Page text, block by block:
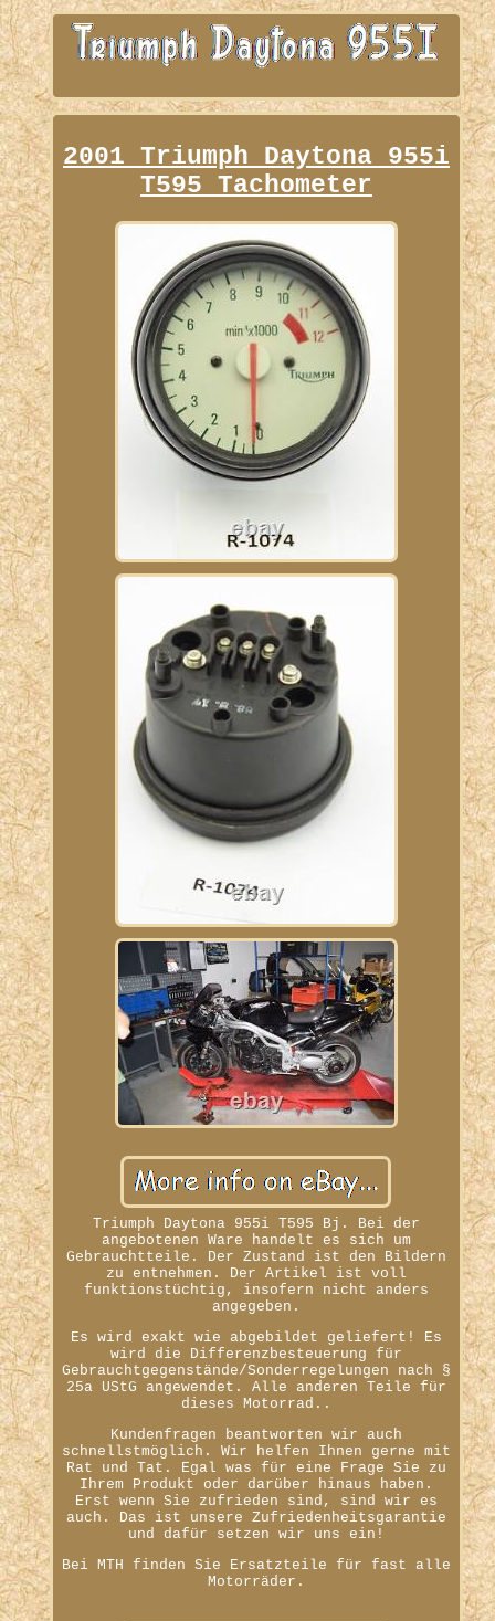
2001 Triumph Daytona 955i
T595 Tachometer
Triumph Daytona 955i T595 Bj. Bei der
angebotenen Ware handelt es sich um
Gebrauchtteile. Der Zustand ist den Bildern
zu entnehmen. Der Artikel ist voll
funktionstüchtig, insofern nicht anders
angegeben.
Es wird exakt wie abgebildet geliefert! Es
wird die Differenzbesteuerung für
Gebrauchtgegenstände/Sonderregelungen nach §
25a UStG angewendet. Alle anderen Teile für
dieses Motorrad..
Kundenfragen beantworten wir auch
schnellstmöglich. Wir helfen Ihnen gerne mit
Rat und Tat. Egal was für eine Frage Sie zu
Ihrem Produkt oder darüber hinaus haben.
Erst wenn Sie zufrieden sind, sind wir es
auch. Das ist unsere Zufriedenheitsgarantie
und dafür setzen wir uns ein!
Bei MTH finden Sie Ersatzteile für fast alle
Motorräder.